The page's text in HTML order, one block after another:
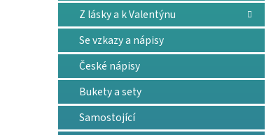
Z lásky a k Valentýnu
Se vzkazy a nápisy
České nápisy
Bukety a sety
Samostojící